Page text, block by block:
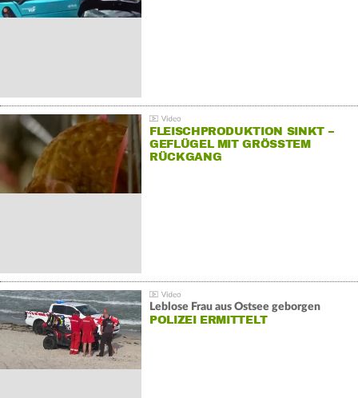
FLEISCHPRODUKTION SINKT –
GEFLÜGEL MIT GRÖSSTEM R
ÜCKGANG
Leblose Frau aus Ostsee geborgen
POLIZEI ERMITTELT